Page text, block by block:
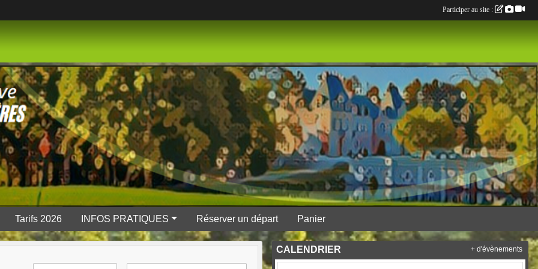
Tarifs 2026 INFOS PRATIQUES Réserver un départ Panier
CALENDRIER + d'évènements
Participer au site :